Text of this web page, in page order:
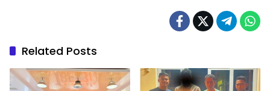
Related Posts